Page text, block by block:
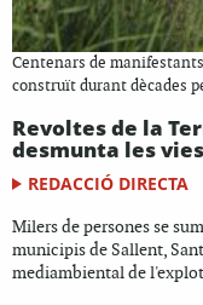
Centenars de
construït durant dècades
Revoltes de la
desmunta les
REDACCIÓ DIRECTA
Milers de persones se
municipis de Sallent,
mediambiental de